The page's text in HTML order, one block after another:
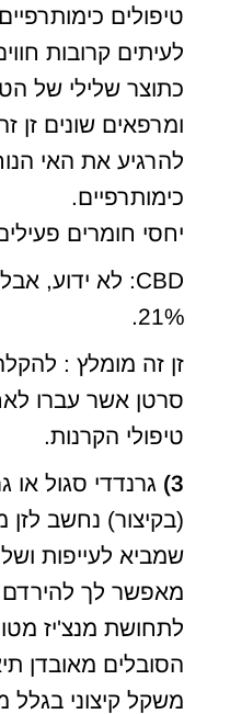
טיפולים
לעיתים קרובות
כתוצר שלילי של
ומרפאים שונים זן
להרגיע את האי
כימותרפיים.
יחסי חומרים
21%.
זן זה מומלץ :
סרטן אשר עברו
טיפולי הקרנות.
3) גרנדדי סגול או
(בקיצור) נחשב לזן
שמביא לעייפות
מאפשר לך
לתחושת מנצ'יז
הסובלים מאובדן
משקל קיצוני